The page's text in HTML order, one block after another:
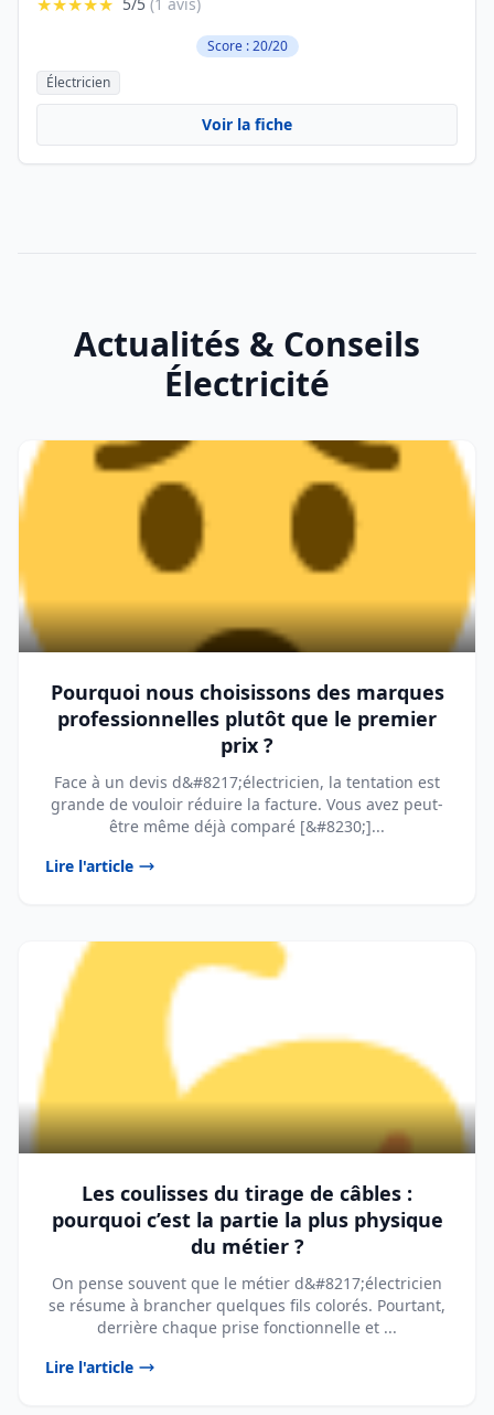
Score : 20/20
Électricien
Voir la fiche
Actualités & Conseils
Électricité
Pourquoi nous choisissons des marques
professionnelles plutôt que le premier
prix ?
Face à un devis d&#8217;électricien, la tentation est
grande de vouloir réduire la facture. Vous avez peut-
être même déjà comparé [&#8230;]...
Lire l'article
Les coulisses du tirage de câbles :
pourquoi c’est la partie la plus physique
du métier ?
On pense souvent que le métier d&#8217;électricien
se résume à brancher quelques fils colorés. Pourtant,
derrière chaque prise fonctionnelle et ...
Lire l'article